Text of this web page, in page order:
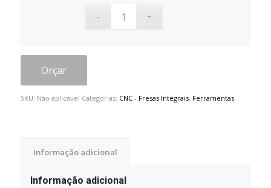
Orçar
SKU: Não aplicável Categorias: CNC - Fresas Integrais, Ferramentas
Informação adicional
Informação adicional